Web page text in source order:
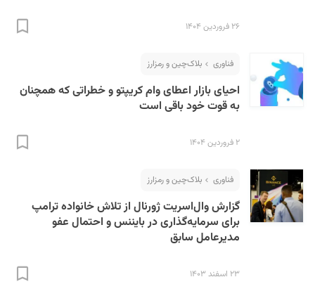
۲۶ فروردین ۱۴۰۴
فناوری بلاک‌چین و رمزارز
احیای بازار اعطای وام کریپتو و خطراتی که همچنان
به قوت خود باقی است
۲ فروردین ۱۴۰۴
فناوری بلاک‌چین و رمزارز
گزارش وال‌اسریت ژورنال از تلاش خانواده ترامپ
برای سرمایه‌گذاری در بایننس و احتمال عفو
مدیرعامل سابق
۲۳ اسفند ۱۴۰۳